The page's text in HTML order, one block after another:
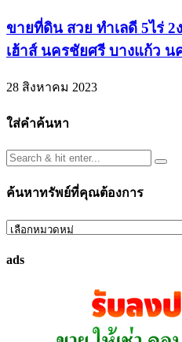
ขายที่ดิน สวย ทำเลดี 5ไร่
เฮ้าส์ นครชัยศรี บางแก้ว น
28 สิงหาคม 2023
ใส่คำค้นหา
ค้นหาทรัพย์ที่คุณต้องการ
ค้นหา
ที่
ads